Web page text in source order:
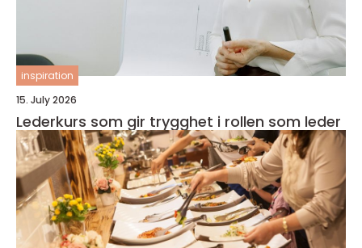
inspiration
15. July 2026
Lederkurs som gir trygghet i rollen som leder